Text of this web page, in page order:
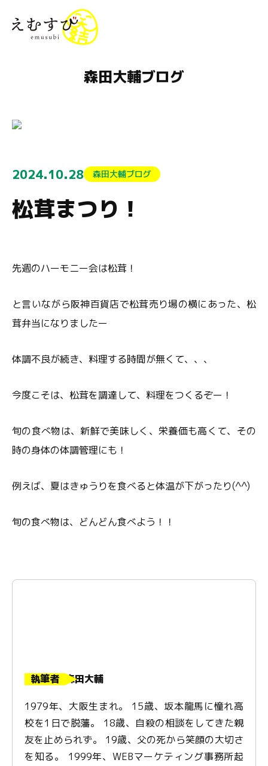
森田大輔ブログ
2024.10.28 森田大輔ブログ
松茸まつり！
先週のハーモニー会は松茸！
と言いながら阪神百貨店で松茸売り場の横にあった、松
茸弁当になりましたー
体調不良が続き、料理する時間が無くて、、、
今度こそは、松茸を調達して、料理をつくるぞー！
旬の食べ物は、新鮮で美味しく、栄養価も高くて、その
時の身体の体調管理にも！
例えば、夏はきゅうりを食べると体温が下がったり(^^)
旬の食べ物は、どんどん食べよう！！
執筆者 森田大輔
1979年、大阪生まれ。 15歳、坂本龍馬に憧れ高
校を1日で脱藩。 18歳、自殺の相談をしてきた親
友を止められず。 19歳、父の死から笑顔の大切さ
を知る。 1999年、WEBマーケティング事務所起